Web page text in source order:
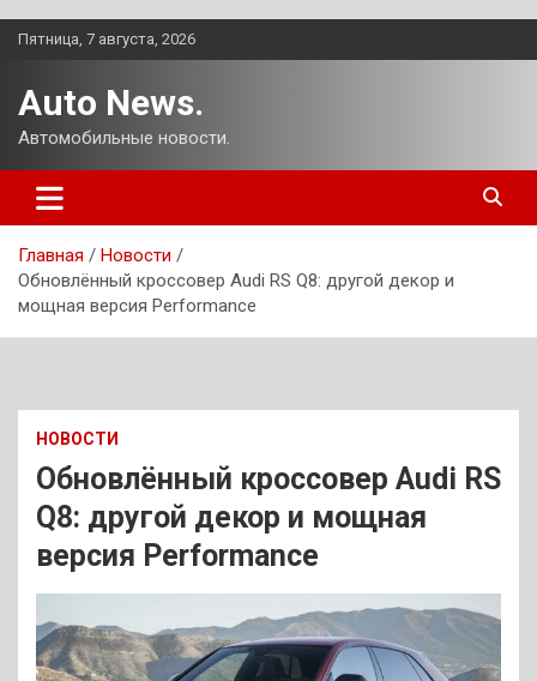
Перейти
Пятница, 7 августа, 2026
Auto News.
Автомобильные новости.
Главная
Новости
Обновлённый кроссовер Audi RS Q8: другой декор и
мощная версия Performance
НОВОСТИ
Обновлённый кроссовер Audi RS
Q8: другой декор и мощная
версия Performance